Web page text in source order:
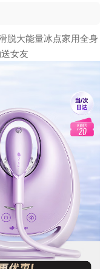
脱大能量冰点家用全身
女友